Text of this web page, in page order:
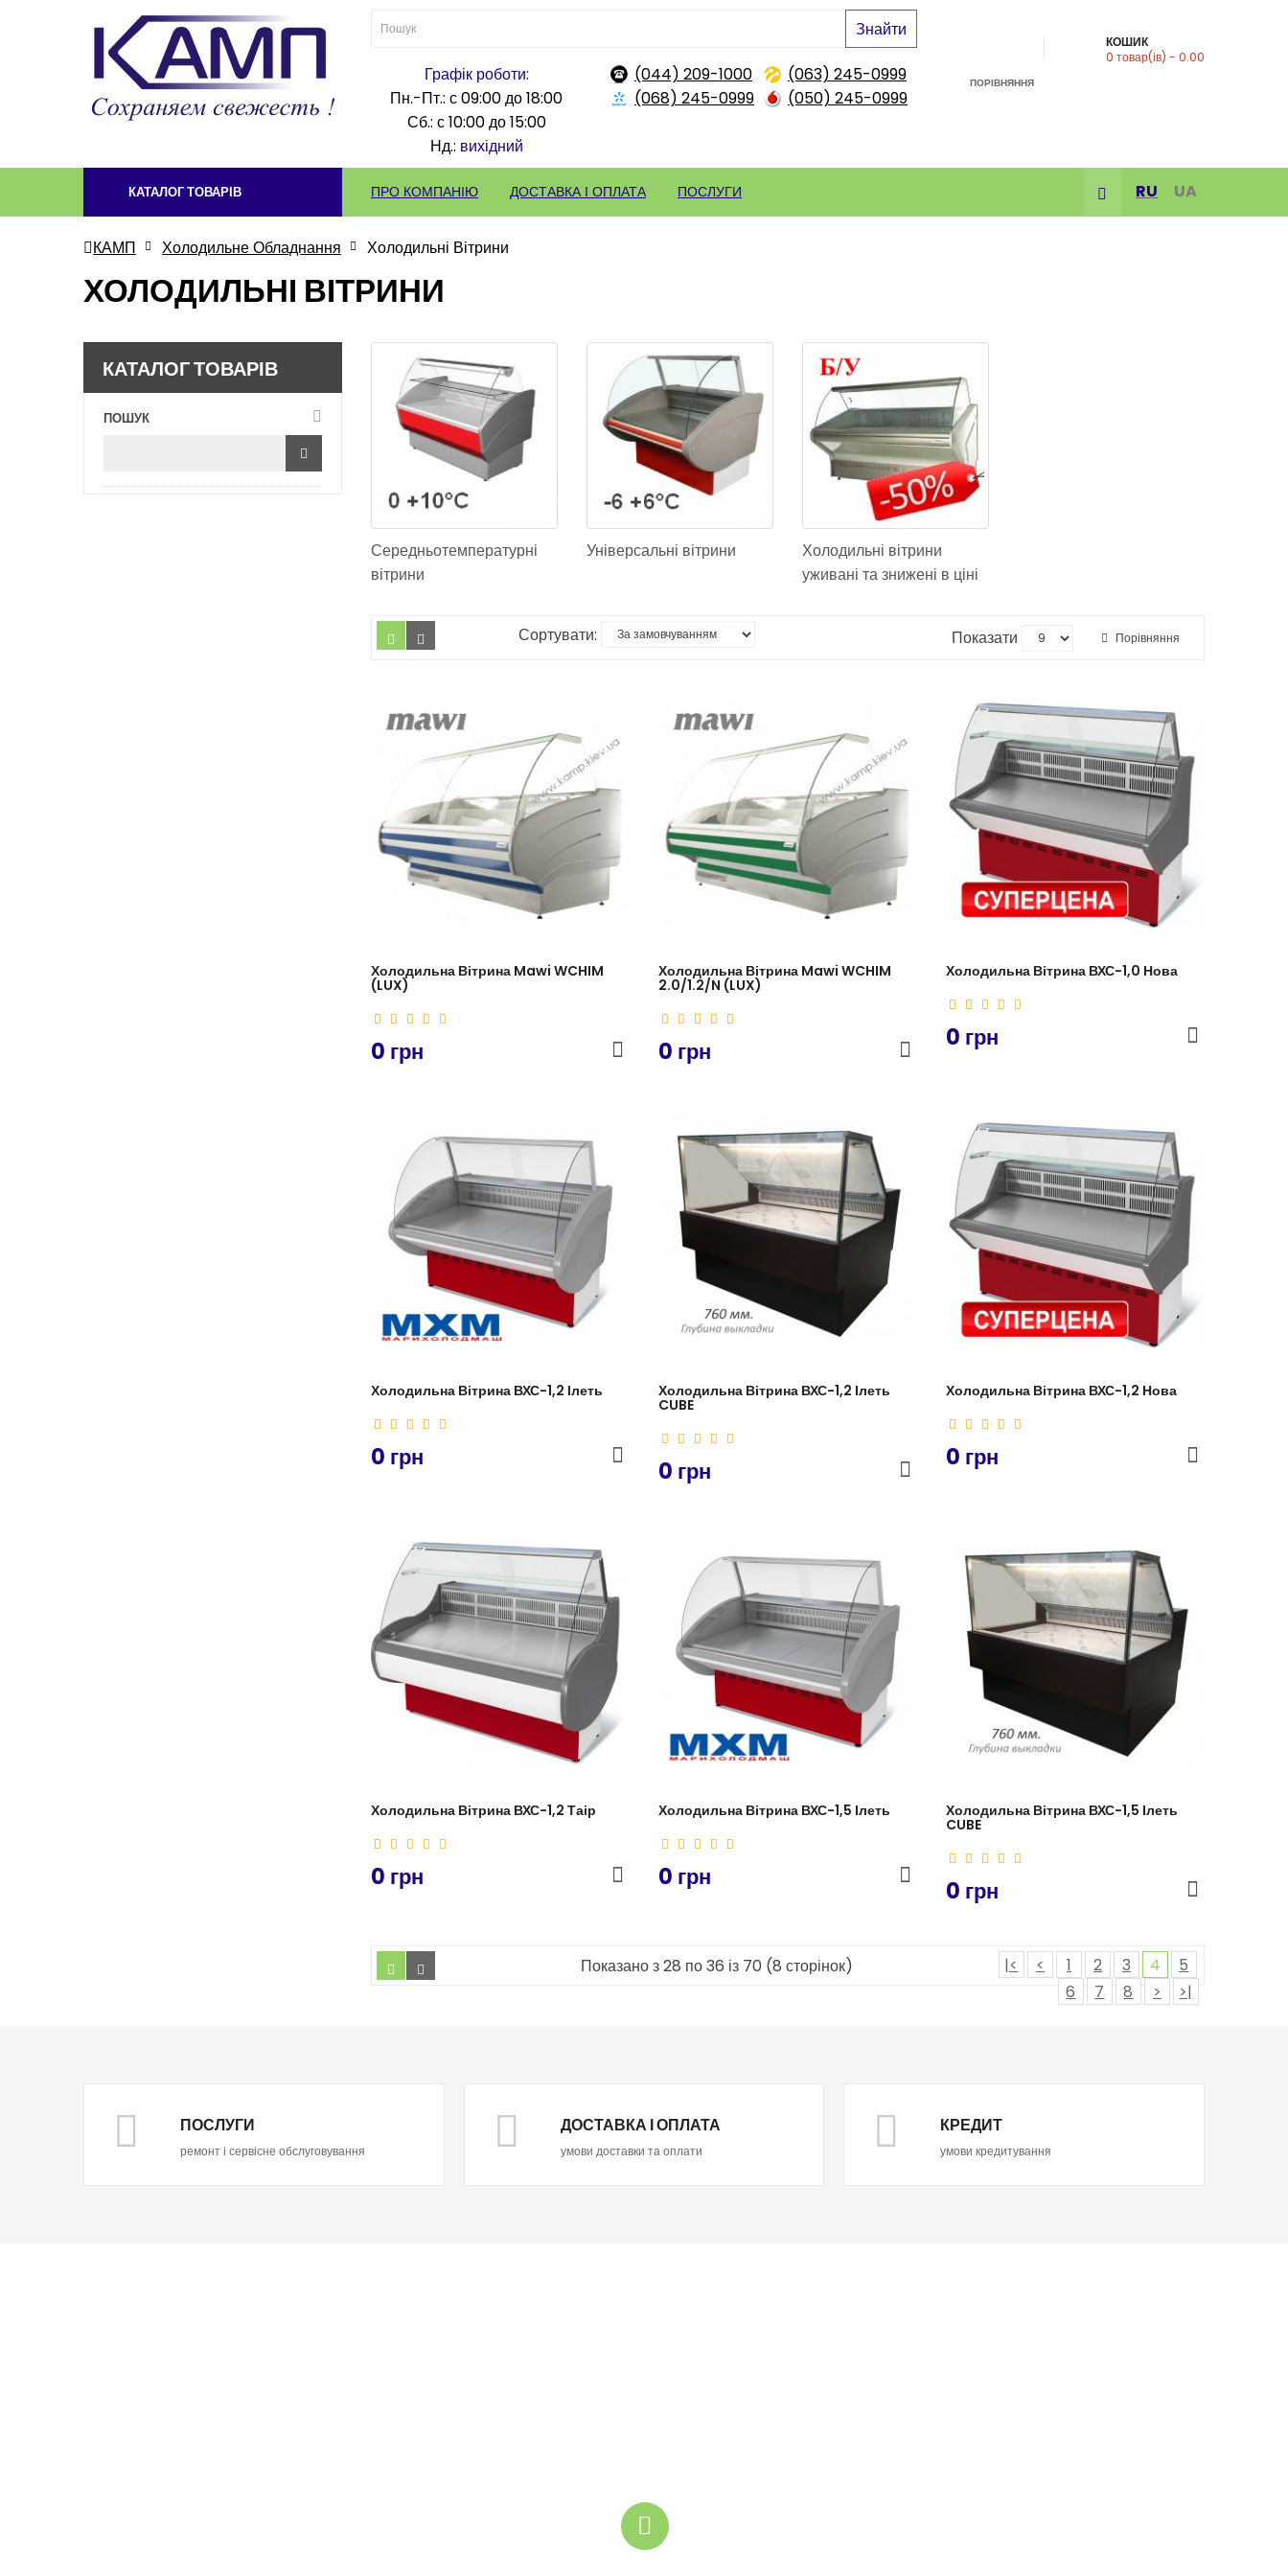
Знайти
Графік роботи:
Пн.-Пт.: с 09:00 до 18:00
Сб.: с 10:00 до 15:00
Нд.: вихідний
(044) 209-1000
(063) 245-0999
(068) 245-0999
(050) 245-0999
КОШИК
0 товар(ів) - 0.00
ПОРІВНЯННЯ
КАТАЛОГ ТОВАРІВ ПРО КОМПАНІЮ ДОСТАВКА І ОПЛАТА ПОСЛУГИ RU UA
КАМП Холодильне Обладнання Холодильні Вітрини
ХОЛОДИЛЬНІ ВІТРИНИ
КАТАЛОГ ТОВАРІВ
ПОШУК
Середньотемпературні
вітрини
Універсальні вітрини
Холодильні вітрини
уживані та знижені в ціні
Сортувати: Показати Порівняння
Холодильна Вітрина Mawi WCHIM
(LUX)
0 грн
Холодильна Вітрина Mawi WCHIM
2.0/1.2/N (LUX)
0 грн
Холодильна Вітрина ВХС-1,0 Нова
0 грн
Холодильна Вітрина ВХС-1,2 Ілеть
0 грн
Холодильна Вітрина ВХС-1,2 Ілеть
CUBE
0 грн
Холодильна Вітрина ВХС-1,2 Нова
0 грн
Холодильна Вітрина ВХС-1,2 Таір
0 грн
Холодильна Вітрина ВХС-1,5 Ілеть
0 грн
Холодильна Вітрина ВХС-1,5 Ілеть
CUBE
0 грн
Показано з 28 по 36 із 70 (8 сторінок) |< < 1 2 3 4
5
6
7 8 > >|
ПОСЛУГИ
ремонт і сервісне обслуговування
ДОСТАВКА І ОПЛАТА
умови доставки та оплати
КРЕДИТ
умови кредитування